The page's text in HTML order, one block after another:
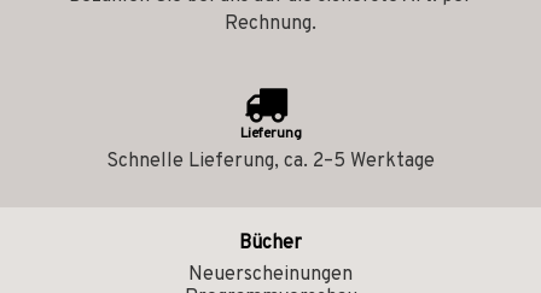
Rechnung.
Lieferung
Schnelle Lieferung, ca. 2–5 Werktage
Bücher
Neuerscheinungen